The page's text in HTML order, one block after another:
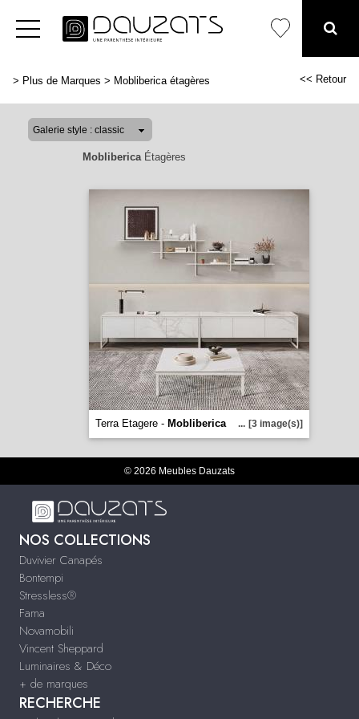
> Plus de Marques > Mobliberica étagères << Retour
MoblibericaÉtagères
Terra Etagere - Mobliberica ... [3 image(s)]
© 2026 Meubles Dauzats
NOS COLLECTIONS
Duvivier Canapés
Bontempi
Stressless®
Fama
Novamobili
Vincent Sheppard
Luminaires & Déco
+ de marques
RECHERCHE